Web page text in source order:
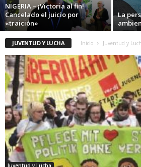
NIGERIA – ¡Victoria al fin!
Cancelado el juicio por
«traición»
La
JUVENTUD Y LUCHA Inicio Juventud y